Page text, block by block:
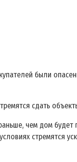
были
сдать
чем дом будет
стремятся